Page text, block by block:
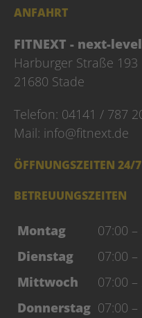
ANFAHRT
FITNEXT - next-
Harburger Straße 193
21680 Stade
Telefon: 04141 / 787
Mail: info@fitnext.de
ÖFFNUNGSZEITEN 24/7
BETREUUNGSZEITEN
Montag
07:00
Dienstag
07:00
Mittwoch
07:00
Donnerstag 07:00